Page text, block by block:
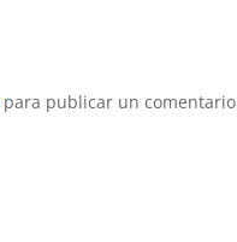
para publicar un